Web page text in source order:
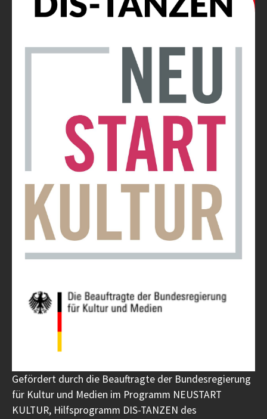
Gefördert durch die Beauftragte der Bundesregierung
für Kultur und Medien im Programm NEUSTART
KULTUR, Hilfsprogramm DIS-TANZEN des